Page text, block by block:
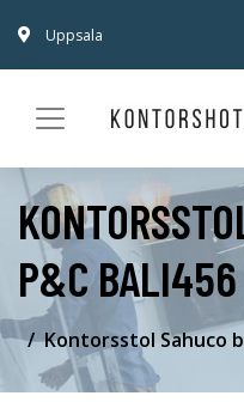
Uppsala
P&C BALI456
Kontorsstol Sahuco